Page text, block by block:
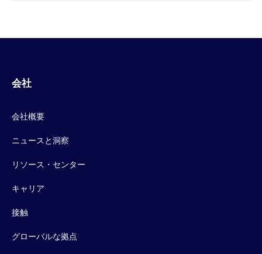
会社
会社概要
ニュースと洞察
リソース・センター
キャリア
接触
グローバルな拠点